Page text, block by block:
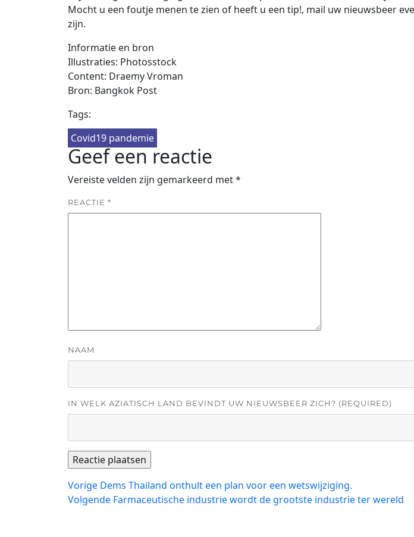
Mocht u een foutje menen te zien of heeft u een tip!, mail uw nieuwsbeer
zijn.
Informatie en bron
Illustraties: Photosstock
Content: Draemy Vroman
Bron: Bangkok Post
Tags:
Covid19 pandemie
Geef een reactie
Vereiste velden zijn gemarkeerd met*
REACTIE *
NAAM
IN WELK AZIATISCH LAND BEVINDT UW NIEUWSBEER ZICH? (REQUIRED)
Bericht
navigatie
Vorige Vorig
bericht:
Dems Thailand onthult een plan voor een wetswijziging.
Volgende Volgend
Farmaceutische industrie wordt de grootste industrie ter wereld